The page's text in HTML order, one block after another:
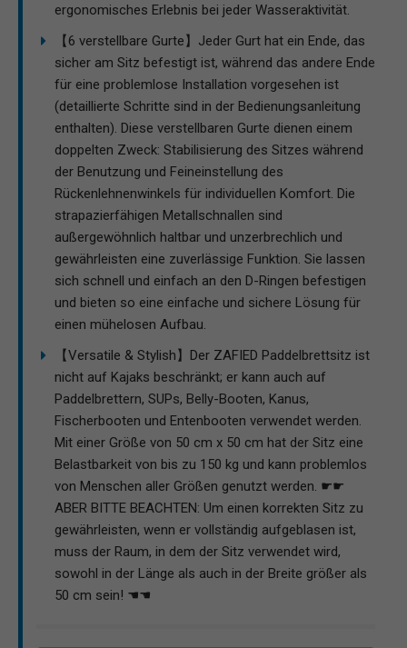
ergonomisches Erlebnis bei jeder Wasseraktivität.
【6 verstellbare Gurte】Jeder Gurt hat ein Ende, das
sicher am Sitz befestigt ist, während das andere Ende
für eine problemlose Installation vorgesehen ist
(detaillierte Schritte sind in der Bedienungsanleitung
enthalten). Diese verstellbaren Gurte dienen einem
doppelten Zweck: Stabilisierung des Sitzes während
der Benutzung und Feineinstellung des
Rückenlehnenwinkels für individuellen Komfort. Die
strapazierfähigen Metallschnallen sind
außergewöhnlich haltbar und unzerbrechlich und
gewährleisten eine zuverlässige Funktion. Sie lassen
sich schnell und einfach an den D-Ringen befestigen
und bieten so eine einfache und sichere Lösung für
einen mühelosen Aufbau.
【Versatile & Stylish】Der ZAFIED Paddelbrettsitz ist
nicht auf Kajaks beschränkt; er kann auch auf
Paddelbrettern, SUPs, Belly-Booten, Kanus,
Fischerbooten und Entenbooten verwendet werden.
Mit einer Größe von 50 cm x 50 cm hat der Sitz eine
Belastbarkeit von bis zu 150 kg und kann problemlos
von Menschen aller Größen genutzt werden. ☛☛
ABER BITTE BEACHTEN: Um einen korrekten Sitz zu
gewährleisten, wenn er vollständig aufgeblasen ist,
muss der Raum, in dem der Sitz verwendet wird,
sowohl in der Länge als auch in der Breite größer als
50 cm sein! ☚☚